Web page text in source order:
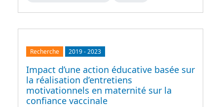
Recherche 2019-2023
Impact d’une action éducative basée sur
la réalisation d’entretiens
motivationnels en maternité sur la
confiance vaccinale